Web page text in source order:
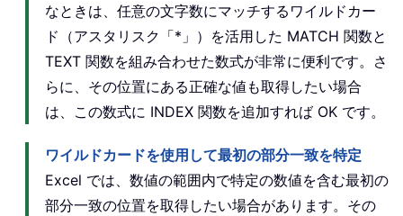
なときは、任意の文字数にマッチするワイルドカー
ド（アスタリスク「*」）を活用した MATCH 関数と
TEXT 関数を組み合わせた数式が非常に便利です。さ
らに、その位置にある正確な値も取得したい場合
は、この数式に INDEX 関数を追加すれば OK です。
ワイルドカードを使用して最初の部分一致を特定
Excel では、数値の範囲内で特定の数値を含む最初の
部分一致の位置を取得したい場合があります。その